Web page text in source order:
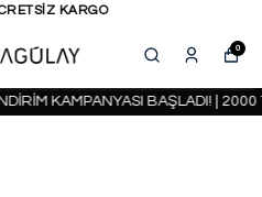
SEÇENEĞİ
0
KAMPANYASI BAŞLADI! | 2000 TL